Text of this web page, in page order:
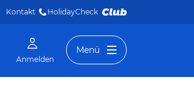
Kontakt HolidayCheck
Anmelden
Menü